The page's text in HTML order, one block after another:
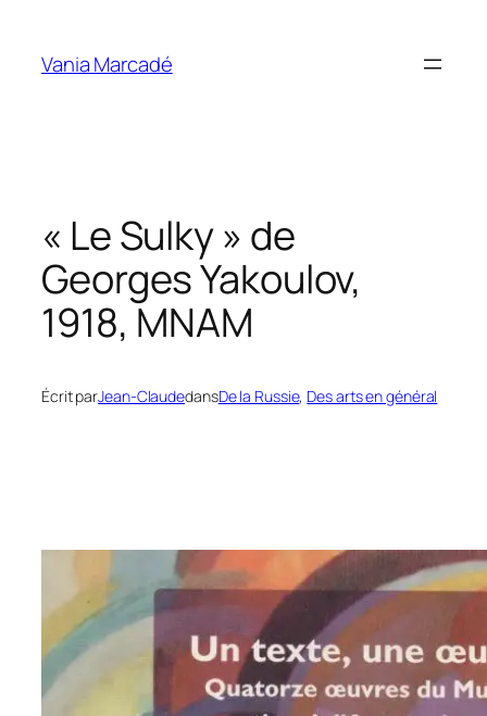
contenu
Vania Marcadé
« Le Sulky » de
Georges Yakoulov,
1918, MNAM
Écrit parJean-ClaudedansDe la Russie, Des arts en général